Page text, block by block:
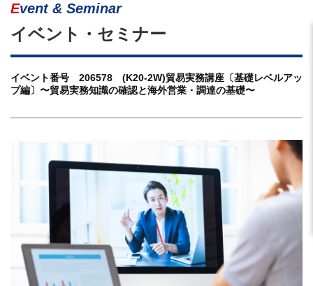
Event & Seminar
イベント・セミナー
イベント番号 206578 (K20-2W)貿易実務講座〔基礎レベルアッ
プ編〕〜貿易実務知識の確認と海外営業・調達の基礎〜